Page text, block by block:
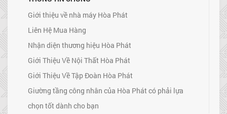
Giới thiệu về nhà máy Hòa Phát
Liên Hệ Mua Hàng
Nhận diện thương hiệu Hòa Phát
Giới Thiệu Về Nội Thất Hòa Phát
Giới Thiệu Về Tập Đoàn Hòa Phát
Giường tầng công nhân của Hòa Phát có phải lựa
chọn tốt dành cho bạn